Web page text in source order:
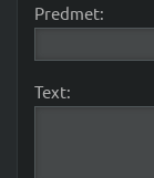
Predmet:
Text: